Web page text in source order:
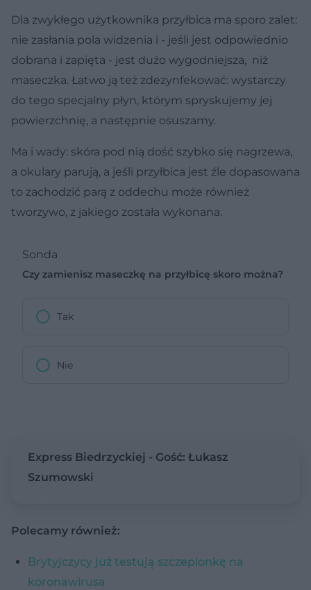
Dla zwykłego użytkownika przyłbica ma sporo zalet:
nie zasłania pola widzenia i - jeśli jest odpowiednio
dobrana i zapięta - jest dużo wygodniejsza, niż
maseczka. Łatwo ją też zdezynfekować: wystarczy
do tego specjalny płyn, którym spryskujemy jej
powierzchnię, a następnie osuszamy.
Ma i wady: skóra pod nią dość szybko się nagrzewa,
a okulary parują, a jeśli przyłbica jest źle dopasowana
to zachodzić parą z oddechu może również
tworzywo, z jakiego została wykonana.
Sonda
Czy zamienisz maseczkę na przyłbicę skoro można?
Tak
Nie
Express Biedrzyckiej - Gość: Łukasz
Szumowski
Polecamy również:
Brytyjczycy już testują szczepionkę na
koronawirusa